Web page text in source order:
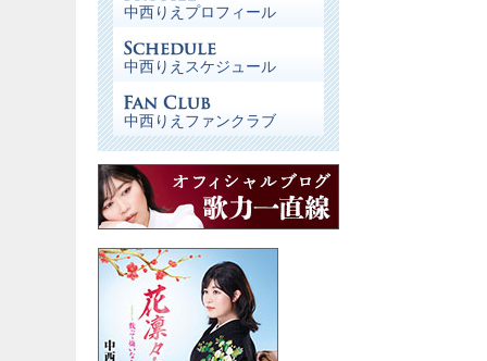
中西りえプロフィール
中西りえスケジュール
中西りえファンクラブ